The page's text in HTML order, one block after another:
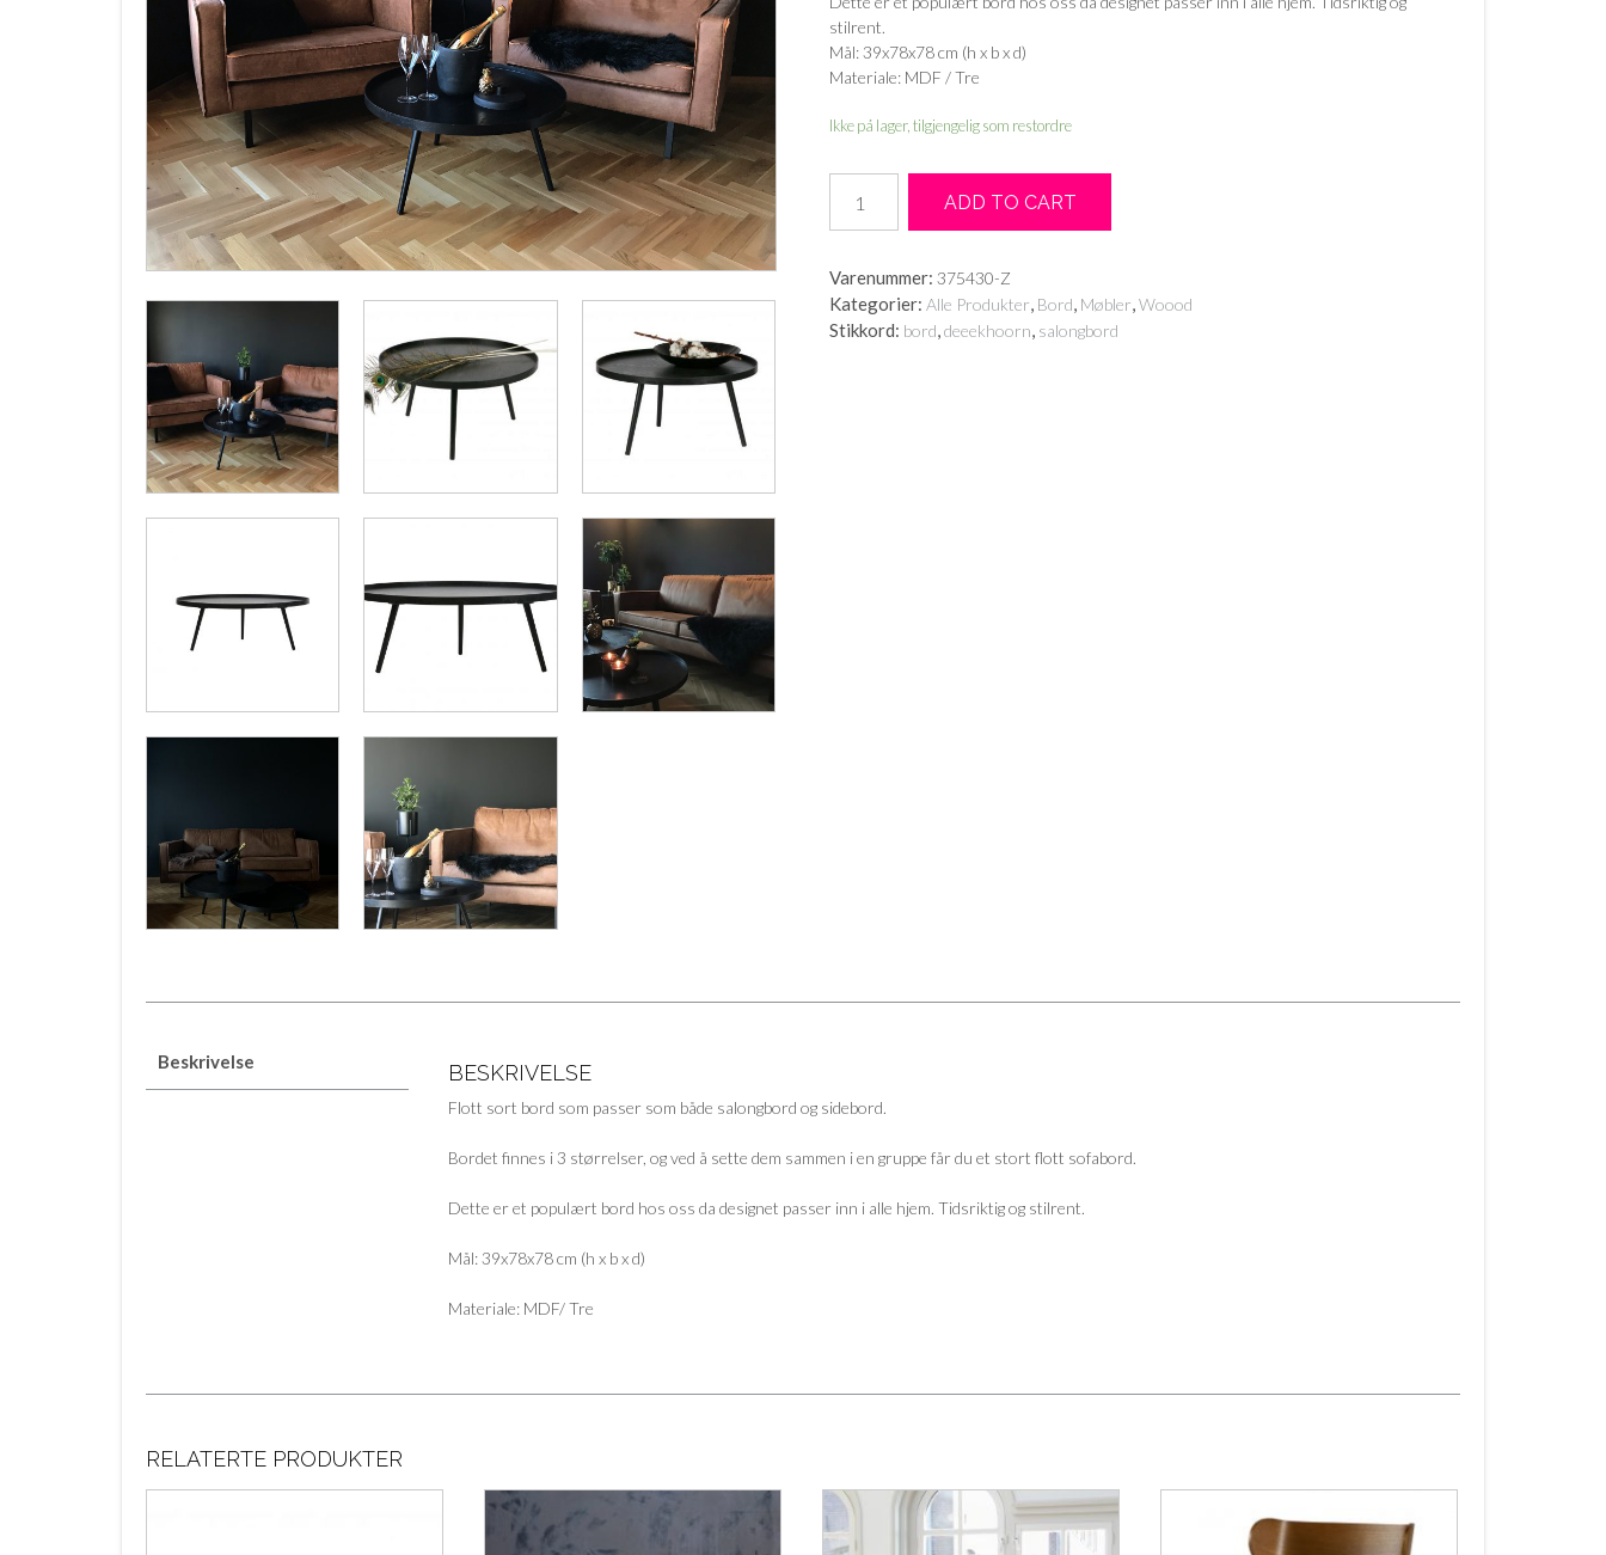
stilrent.
Mål: 39x78x78 cm (h x b x d)
Materiale: MDF / Tre
Ikke på lager, tilgjengelig som restordre
Mesa
bord
antall
ADD TO CART
Varenummer: 375430-Z
Kategorier: Alle Produkter, Bord, Møbler,Woood
Stikkord: bord,deeekhoorn, salongbord
Beskrivelse BESKRIVELSE
Flott sort bord som passer som både salongbord og sidebord.
Bordet finnes i 3 størrelser, og ved å sette dem sammen i en gruppe får du et stort flott sofabord.
Dette er et populært bord hos oss da designet passer inn i alle hjem. Tidsriktig og stilrent.
Mål: 39x78x78 cm (h x b x d)
Materiale: MDF/ Tre
RELATERTE PRODUKTER